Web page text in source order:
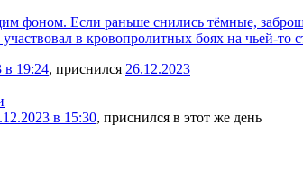
фоном. Если раньше снились тёмные,
в кровопролитных боях на чьей-
в 19:24, приснился 26.12.2023
в 15:30, приснился в этот же день